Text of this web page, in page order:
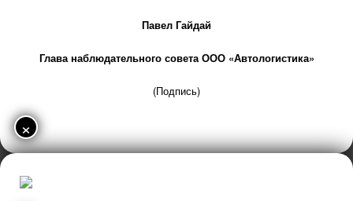
Павел Гайдай
Глава наблюдательного совета ООО «Автологистика»
(Подпись)
×